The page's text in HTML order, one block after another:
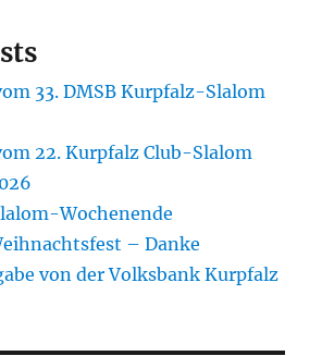
33. DMSB Kurpfalz-Slalom
22. Kurpfalz Club-Slalom
Wochenende
– Danke
von der Volksbank Kurpfalz